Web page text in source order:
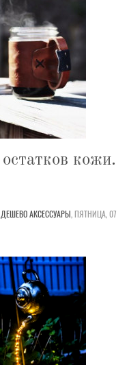
кожи.
ДЕШЕВОАКСЕССУАРЫ,ПЯТНИЦА, 07